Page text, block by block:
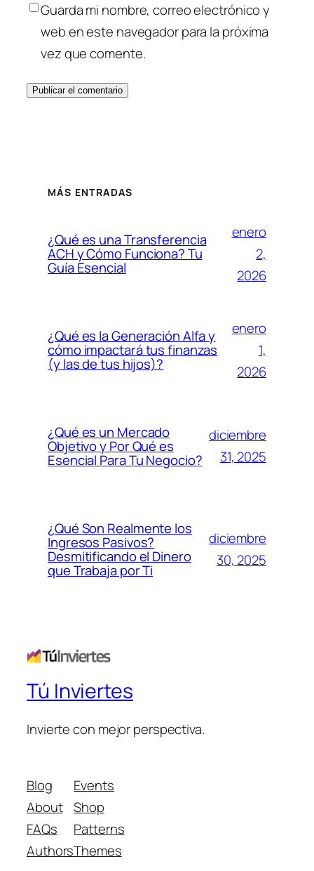
Guarda mi nombre, correo electrónico y
web en este navegador para la próxima
vez que comente.
MÁS ENTRADAS
¿Qué es una Transferencia
ACH y Cómo Funciona? Tu
Guía Esencial
enero
2,
2026
¿Qué es la Generación Alfa y
cómo impactará tus finanzas
(y las de tus hijos)?
enero
1,
2026
¿Qué es un Mercado
Objetivo y Por Qué es
Esencial Para Tu Negocio?
diciembre
31, 2025
¿Qué Son Realmente los
Ingresos Pasivos?
Desmitificando el Dinero
que Trabaja por Ti
diciembre
30, 2025
Tú Inviertes
Invierte con mejor perspectiva.
Blog
About
FAQs
Authors
Events
Shop
Patterns
Themes